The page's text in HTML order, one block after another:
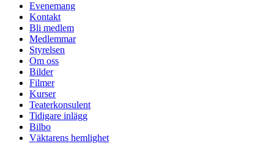
Evenemang
Kontakt
Bli medlem
Medlemmar
Styrelsen
Om oss
Bilder
Filmer
Kurser
Teaterkonsulent
Tidigare inlägg
Bilbo
Väktarens hemlighet